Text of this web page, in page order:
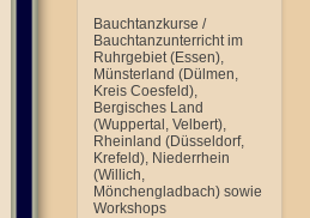
Bauchtanzkurse /
Bauchtanzunterricht im
Ruhrgebiet (Essen),
Münsterland (Dülmen,
Kreis Coesfeld),
Bergisches Land
(Wuppertal, Velbert),
Rheinland (Düsseldorf,
Krefeld), Niederrhein
(Willich,
Mönchengladbach) sowie
Workshops